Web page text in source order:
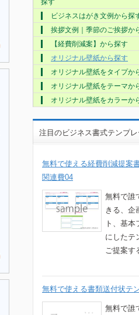
探す
ビジネスはがき文例から探
挨拶文例｜季節のご挨拶か
【経費削減案】から探す
オリジナル壁紙から探す
オリジナル壁紙をタイプか
オリジナル壁紙をテーマか
オリジナル壁紙をカラーか
注目のビジネス書式テンプレ
無料で使える経費削減提案
関連費04
無料で誰
きる、企
ト、基本
にしたテ
ご提案す
無料で使える書類送付状テ
無料で誰